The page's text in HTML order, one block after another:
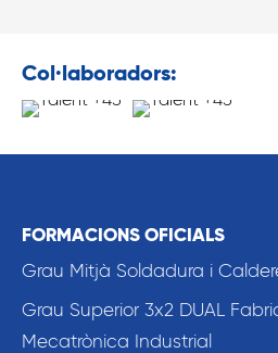
Col·laboradors:
FORMACIONS OFICIALS
Grau Mitjà Soldadura i
Grau Superior 3x2 DUAL
Mecatrònica Industrial